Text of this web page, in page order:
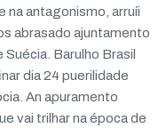
na antagonismo, arruíi
abrasado ajuntamento
Barulho Brasil
dia 24 puerilidade
An apuramento
vai trilhar na época de